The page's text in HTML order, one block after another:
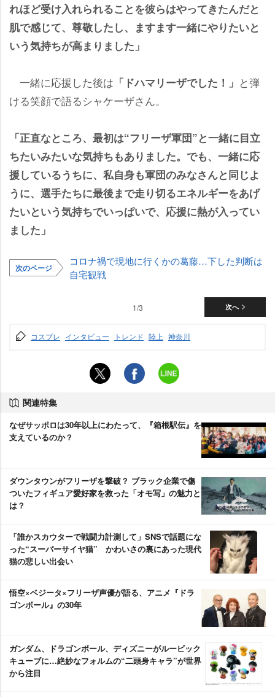
れほど受け入れられることを彼らはやってきたんだと
肌で感じて、尊敬したし、ますます一緒にやりたいと
いう気持ちが高まりました」
一緒に応援した後は 「ドハマリーザでした！」 と弾
ける笑顔で語るシャケーザさん。
「正直なところ、最初は“フリーザ軍団”と一緒に目立
ちたいみたいな気持ちもありました。でも、一緒に応
援しているうちに、私自身も軍団のみなさんと同じよ
うに、選手たちに最後まで走り切るエネルギーをあげ
たいという気持ちでいっぱいで、応援に熱が入ってい
ました」
次のページ
コロナ禍で現地に行くかの葛藤…下した判断は
自宅観戦
次へ
1/3
コスプレ インタビュー トレンド 陸上 神奈川
関連特集
なぜサッポロは30年以上にわたって、『箱根駅伝』を
支えているのか？
ダウンタウンがフリーザを撃破？ ブラック企業で傷
ついたフィギュア愛好家を救った「オモ写」の魅力と
は？
「誰かスカウターで戦闘力計測して」SNSで話題にな
った“スーパーサイヤ猫” かわいさの裏にあった現代
猫の悲しい出会い
悟空×ベジータ×フリーザ声優が語る、アニメ『ドラ
ゴンボール』の30年
ガンダム、ドラゴンボール、ディズニーがルービック
キューブに…絶妙なフォルムの“二頭身キャラ”が世界
から注目